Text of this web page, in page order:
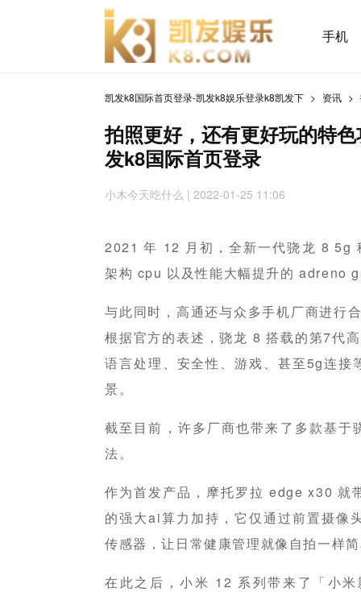
手机
凯发k8国际首页登录-凯发k8娱乐登录k8凯发下 资讯
拍照更好，还有更好玩的特
发k8国际首页登录
小木今天吃什么 | 2022-01-25 11:06
2021 年 12 月初，全新一代骁龙 8 5g
架构 cpu 以及性能大幅提升的 adreno
与此同时，高通还与众多手机厂商进行
根据官方的表述，骁龙 8 搭载的第7代
语言处理、安全性、游戏、甚至5g连
景。
截至目前，许多厂商也带来了多款基
法。
作为首发产品，摩托罗拉 edge x30 就
的强大ai算力加持，它仅通过前置摄像
传感器，让日常健康管理就像自拍一样
在此之后，小米 12 系列带来了「小